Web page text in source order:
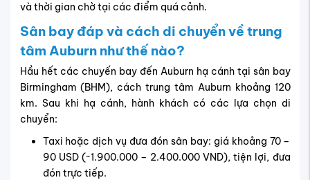
và thời gian chờ tại các điểm quá cảnh.
Sân bay đáp và cách di chuyển về trung
tâm Auburn như thế nào?
Hầu hết các chuyến bay đến Auburn hạ cánh tại sân bay
Birmingham (BHM), cách trung tâm Auburn khoảng 120
km. Sau khi hạ cánh, hành khách có các lựa chọn di
chuyển:
Taxi hoặc dịch vụ đưa đón sân bay: giá khoảng 70 –
90 USD (~1.900.000 – 2.400.000 VND), tiện lợi, đưa
đón trực tiếp.